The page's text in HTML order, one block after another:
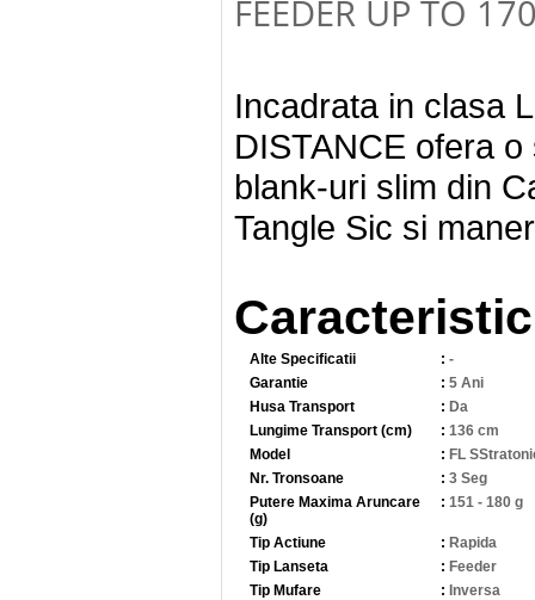
FEEDER UP TO
Incadrata in clasa
DISTANCE ofera
blank-uri slim din
Tangle Sic si
Alte Specificatii : -
Garantie
: 5 Ani
Husa Transport
: Da
Lungime Transport (cm)
: 136 cm
Model
: FL
Nr. Tronsoane
: 3 Seg
Putere Maxima Aruncare
(g)
: 151 - 180 g
Tip Actiune : Rapida
Tip Lanseta
: Feeder
Tip Mufare
: Inversa